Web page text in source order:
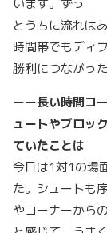
います。ずっ
とうちに流れは
時間帯でもディ
勝利につながっ
ーー長い時間コ
ュートやブロッ
ていたことは
今日は1対1の場
た。シュートも
やコーナーから